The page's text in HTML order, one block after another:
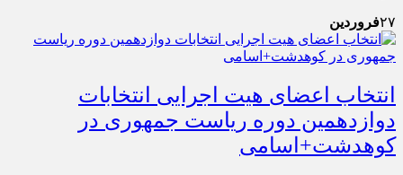
۲۷فروردین
انتخاب اعضای هیت اجرایی انتخابات
دوازدهمین دوره ریاست جمهوری در
کوهدشت+اسامی